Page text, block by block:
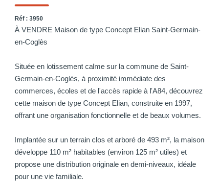
Réf : 3950
À VENDRE Maison de type Concept Elian Saint-Germain-
en-Coglès
Située en lotissement calme sur la commune de Saint-
Germain-en-Coglès, à proximité immédiate des
commerces, écoles et de l'accès rapide à l'A84, découvrez
cette maison de type Concept Elian, construite en 1997,
offrant une organisation fonctionnelle et de beaux volumes.
Implantée sur un terrain clos et arboré de 493 m², la maison
développe 110 m² habitables (environ 125 m² utiles) et
propose une distribution originale en demi-niveaux, idéale
pour une vie familiale.